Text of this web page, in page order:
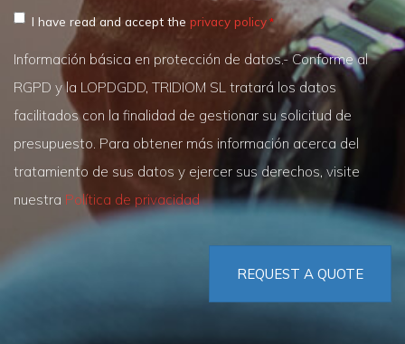
I have read and accept the privacy policy
Información básica en protección de datos.- Conforme al
RGPD y la LOPDGDD, TRIDIOM SL tratará los datos
facilitados con la finalidad de gestionar su solicitud de
presupuesto. Para obtener más información acerca del
tratamiento de sus datos y ejercer sus derechos, visite
nuestra Política de privacidad
REQUEST A QUOTE